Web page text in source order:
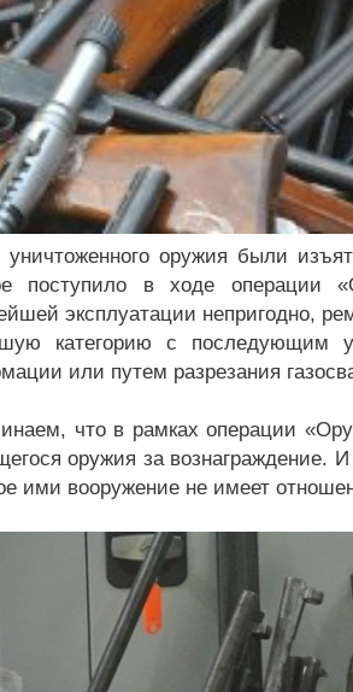
уничтоженного оружия были
поступило в ходе операции
эксплуатации непригодно,
категорию с последующим
или путем разрезания
что в рамках операции
оружия за вознаграждение.
ими вооружение не имеет